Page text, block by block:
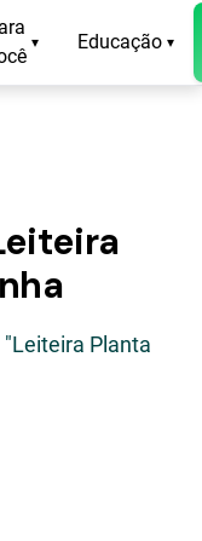
▾ Educação ▾
Planta